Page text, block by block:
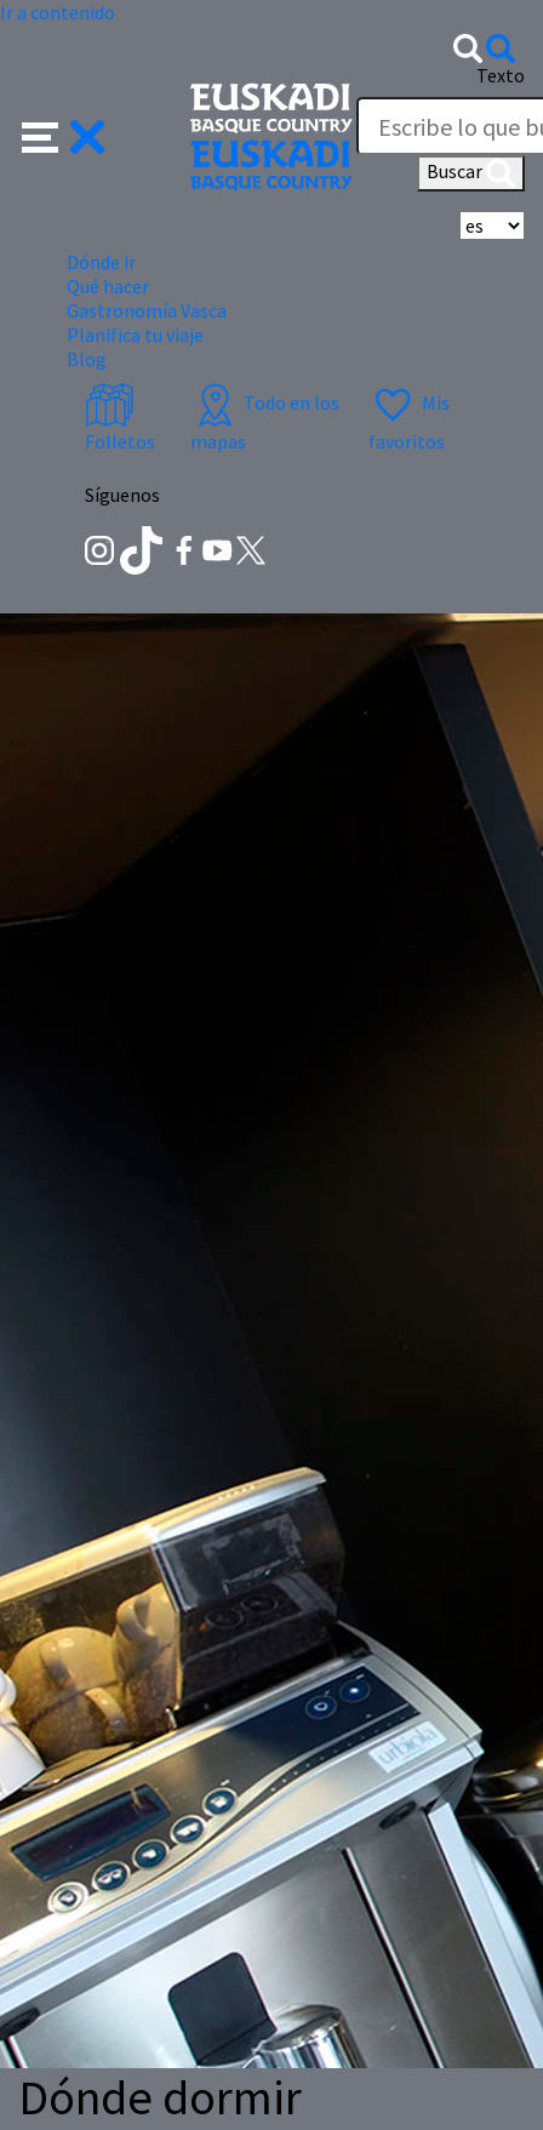
Ir a contenido
Texto
Buscar
Dónde ir
Qué hacer
Gastronomía Vasca
Planifica tu viaje
Blog
Folletos
Todo en los
mapas
Mis
favoritos
Síguenos
Dónde dormir